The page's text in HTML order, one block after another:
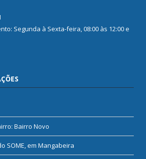
Segunda à Sexta-feira, 08:00 às 12:00 e
Bairro Novo
SOME, em Mangabeira